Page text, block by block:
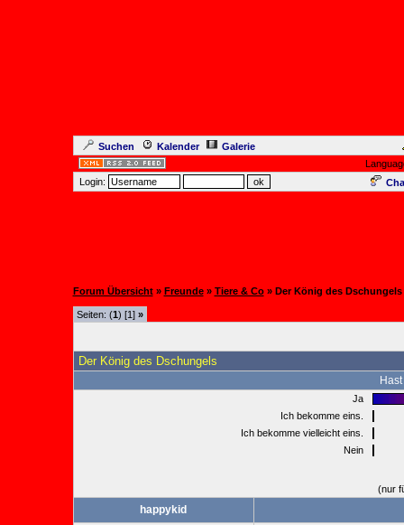
Suchen Kalender
Galerie
Login:
Forum Übersicht » Freunde » Tiere & Co » Der König des Dschungels
Seiten: (1) [1] »
Der König des Dschungels
Ja
Ich bekomme eins.
Ich bekomme vielleicht eins.
Nein
(nur
happykid